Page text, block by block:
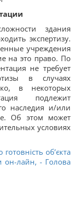
здания
экспертизу.
учреждения
на это право. По
не требует
в случаях
в некоторых
подлежит
наследия и/или
Об этом может
условиях
об’єкта
он-лайн, - Голова